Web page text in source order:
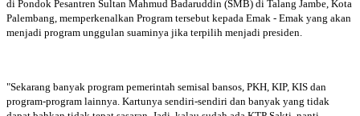
di Pondok Pesantren Sultan Mahmud Badaruddin (SMB) di Talang Jambe, Kota
Palembang, memperkenalkan Program tersebut kepada Emak - Emak yang akan
menjadi program unggulan suaminya jika terpilih menjadi presiden.
"Sekarang banyak program pemerintah semisal bansos, PKH, KIP, KIS dan
program-program lainnya. Kartunya sendiri-sendiri dan banyak yang tidak